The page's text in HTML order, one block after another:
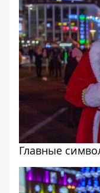
Главные